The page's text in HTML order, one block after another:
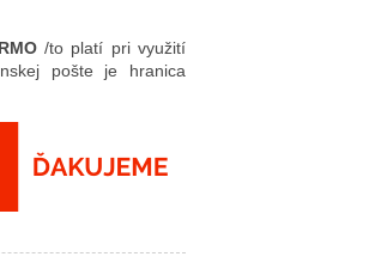
/to platí pri využití
pošte je hranica